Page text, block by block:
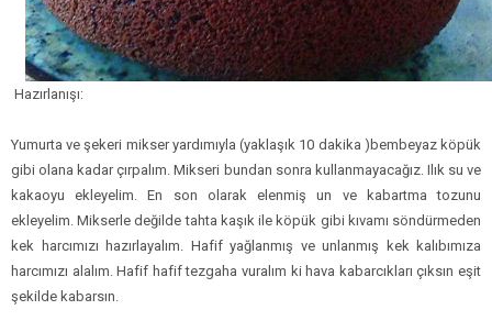
Hazırlanışı:
Yumurta ve şekeri mikser yardımıyla (yaklaşık 10 dakika )bembeyaz köpük
gibi olana kadar çırpalım. Mikseri bundan sonra kullanmayacağız. Ilık su ve
kakaoyu ekleyelim. En son olarak elenmiş un ve kabartma tozunu
ekleyelim. Mikserle değilde tahta kaşık ile köpük gibi kıvamı söndürmeden
kek harcımızı hazırlayalım. Hafif yağlanmış ve unlanmış kek kalıbımıza
harcımızı alalım. Hafif hafif tezgaha vuralım ki hava kabarcıkları çıksın eşit
şekilde kabarsın.